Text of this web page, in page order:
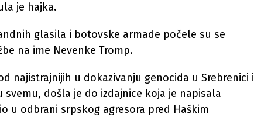
je hajka.
glasila i botovske armade počele su se
na ime Nevenke Tromp.
najistrajnijih u dokazivanju genocida u Srebrenici i
svemu, došla je do izdajnice koja je napisala
u odbrani srpskog agresora pred Haškim